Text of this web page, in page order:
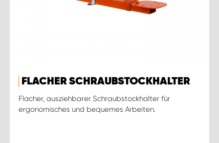
FLACHER SCHRAUBSTOCKHALTER
Flacher, ausziehbarer Schraubstockhalter für
ergonomisches und bequemes Arbeiten.